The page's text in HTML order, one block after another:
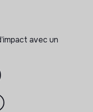
des élèves
transition primaire-
dans la société.
avec un